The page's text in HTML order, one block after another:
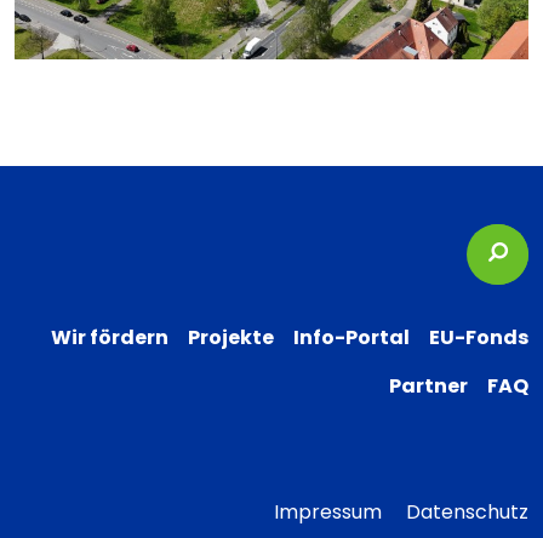
Wir fördern Projekte Info-Portal
EU-Fonds
Partner
FAQ
Impressum Datenschutz